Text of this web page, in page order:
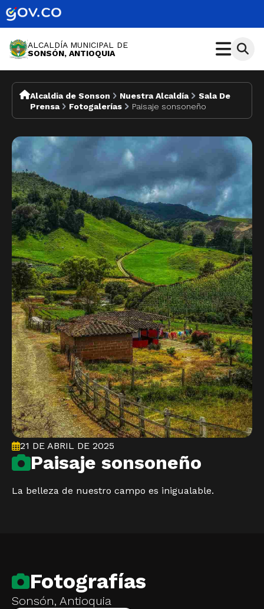
ALCALDÍA MUNICIPAL DE
SONSÓN, ANTIOQUIA
Alcaldia de Sonson Nuestra Alcaldía
Sala De
Prensa
Fotogalerías Paisaje sonsoneño
21 DE ABRIL DE 2025
Paisaje sonsoneño
La belleza de nuestro campo es inigualable.
Fotografías
Sonsón, Antioquia